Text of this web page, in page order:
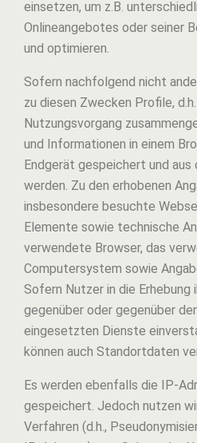
einsetzen, um z.B.
Onlineangebotes oder seiner
und optimieren.
Sofern nachfolgend nicht
zu diesen Zwecken Profile,
Nutzungsvorgang
und Informationen in einem
Endgerät gespeichert und aus
werden. Zu den erhobenen
insbesondere besuchte
Elemente sowie technische
verwendete Browser, das
Computersystem sowie
Sofern Nutzer in die
gegenüber oder gegenüber
eingesetzten Dienste
können auch Standortdaten
Es werden ebenfalls die IP-
gespeichert. Jedoch nutzen
Verfahren (d.h.,